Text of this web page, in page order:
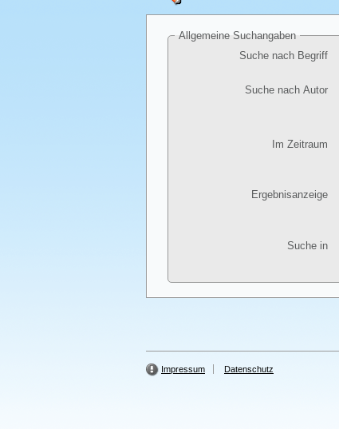
Allgemeine Suchangaben
Suche nach Begriff
Suche nach Autor
Im Zeitraum
Ergebnisanzeige
Suche in
Impressum Datenschutz